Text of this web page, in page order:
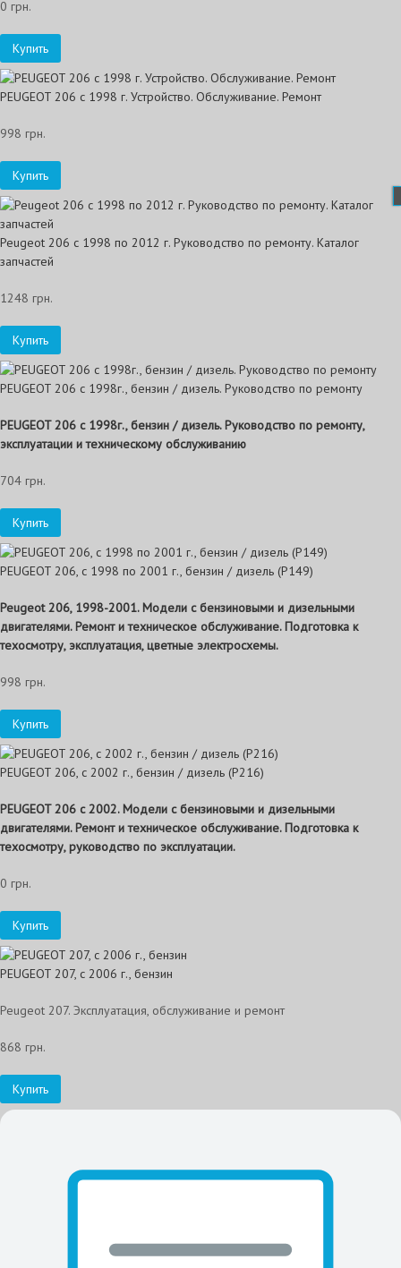
0 грн.
Купить
PEUGEOT 206 c 1998 г. Устройство. Обслуживание. Ремонт
998 грн.
Купить
Peugeot 206 с 1998 по 2012 г. Руководство по ремонту. Каталог
запчастей
1248 грн.
Купить
PEUGEOT 206 с 1998г., бензин / дизель. Руководство по ремонту
PEUGEOT 206 с 1998г., бензин / дизель. Руководство по ремонту,
эксплуатации и техническому обслуживанию
704 грн.
Купить
PEUGEOT 206, с 1998 по 2001 г., бензин / дизель (P149)
Peugeot 206, 1998-2001. Модели с бензиновыми и дизельными
двигателями. Ремонт и техническое обслуживание. Подготовка к
техосмотру, эксплуатация, цветные электросхемы.
998 грн.
Купить
PEUGEOT 206, с 2002 г., бензин / дизель (P216)
PEUGEOT 206 с 2002. Модели с бензиновыми и дизельными
двигателями. Ремонт и техническое обслуживание. Подготовка к
техосмотру, руководство по эксплуатации.
0 грн.
Купить
PEUGEOT 207, с 2006 г., бензин
Peugeot 207. Эксплуатация, обслуживание и ремонт
868 грн.
Купить